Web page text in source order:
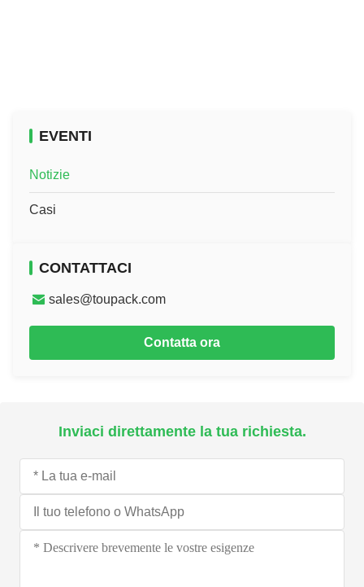
EVENTI
Notizie
Casi
CONTATTACI
sales@toupack.com
Contatta ora
Inviaci direttamente la tua richiesta.